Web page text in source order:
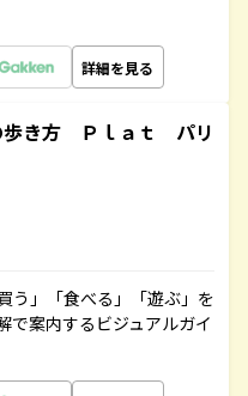
詳細を見る
き方 Ｐｌａｔ パリ
う」「食べる」「遊ぶ」を
で案内するビジュアルガイ